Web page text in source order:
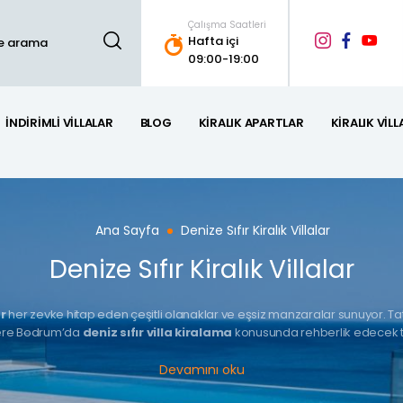
Çalışma Saatleri
Hafta içi
09:00-19:00
İNDIRIMLI VILLALAR BLOG KIRALIK APARTLAR
KIRALIK
Ana Sayfa Denize Sıfır Kiralık Villalar
Denize Sıfır Kiralık Villalar
her zevke hitap eden çeşitli olanaklar ve eşsiz manzaralar sunuyor.
Bodrum’da deniz sıfır villa kiralama konusunda rehberlik edecek
göz önünde bulundurmanız gerekmektedir. Bölgenin çeşitli
bölgelerde yer alan villalar, deniz kenarında sakin bir tatil yapmak
Devamını oku